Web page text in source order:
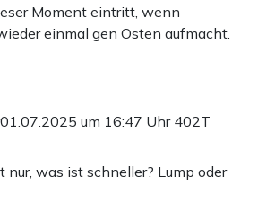
Moment eintritt, wenn
einmal gen Osten aufmacht.
01.07.2025 um 16:47 Uhr 402T
nur, was ist schneller? Lump oder